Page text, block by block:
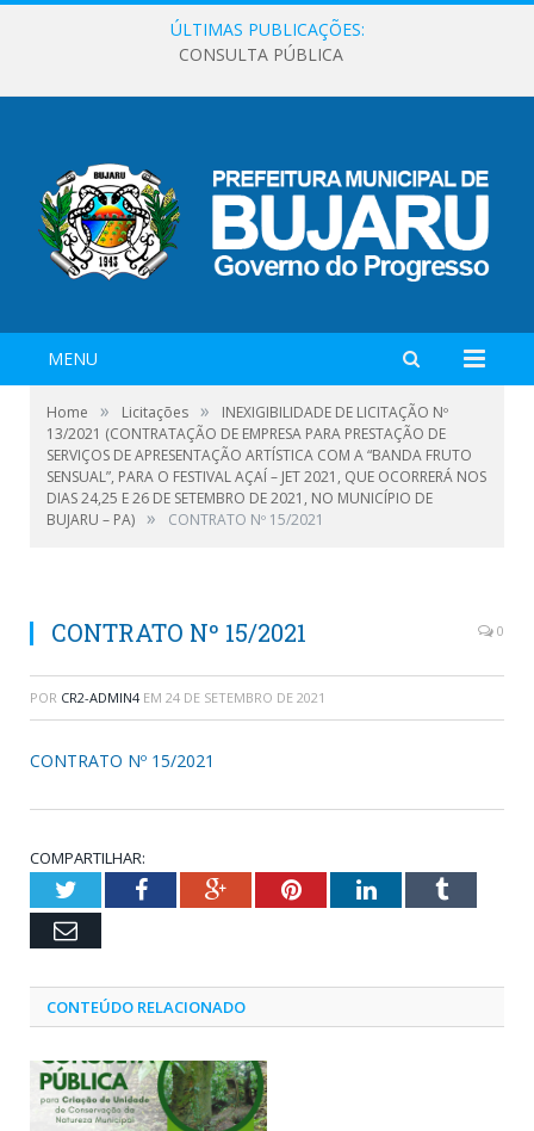
ÚLTIMAS PUBLICAÇÕES:
CONSULTA PÚBLICA
MENU
Home » Licitações »
INEXIGIBILIDADE DE LICITAÇÃO Nº
13/2021 (CONTRATAÇÃO DE EMPRESA PARA PRESTAÇÃO DE
SERVIÇOS DE APRESENTAÇÃO ARTÍSTICA COM A “BANDA FRUTO
SENSUAL”, PARA O FESTIVAL AÇAÍ – JET 2021, QUE OCORRERÁ NOS
DIAS 24,25 E 26 DE SETEMBRO DE 2021, NO MUNICÍPIO DE
BUJARU – PA) » CONTRATO Nº 15/2021
CONTRATO Nº 15/2021 0
POR CR2-ADMIN4 EM 24 DE SETEMBRO DE 2021
CONTRATO Nº 15/2021
COMPARTILHAR:
TwitterFacebookGoogle+PinterestLinkedInTumblr
Email
CONTEÚDO RELACIONADO